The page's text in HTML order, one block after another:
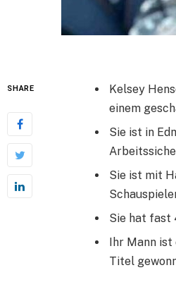
SHARE
Kelsey
einem
Sie ist in
Sie ist mit
Sie hat fast
Ihr Mann
Titel